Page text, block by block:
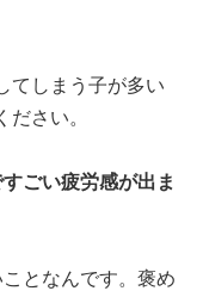
てしまう子が多い
さい。
ごい疲労感が出ま
となんです。褒め